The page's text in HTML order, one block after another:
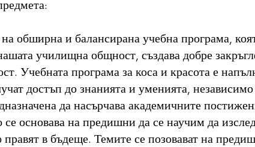
обширна и балансирана учебна програма,
училищна общност, създава добре
Учебната програма за коса и красота е
достъп до знанията и уменията,
да насърчава академичните
се основава на предишни да се научим да
в бъдеще. Темите се позовават на